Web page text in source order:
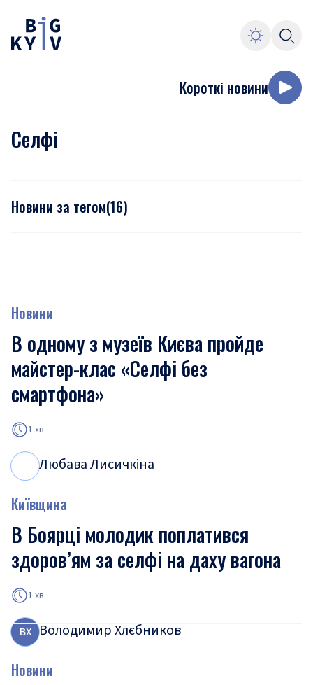
Короткі новини
Селфі
Новини за тегом(16)
Новини
В одному з музеїв Києва пройде
майстер-клас «Селфі без
смартфона»
1 хв
Любава Лисичкіна
Київщина
В Боярці молодик поплатився
здоров’ям за селфі на даху вагона
1 хв
ВХ Володимир Хлєбников
Новини